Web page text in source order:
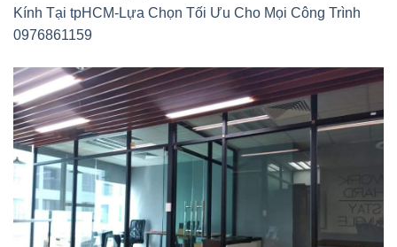
Kính Tại tpHCM-Lựa Chọn Tối Ưu Cho Mọi Công Trình
0976861159